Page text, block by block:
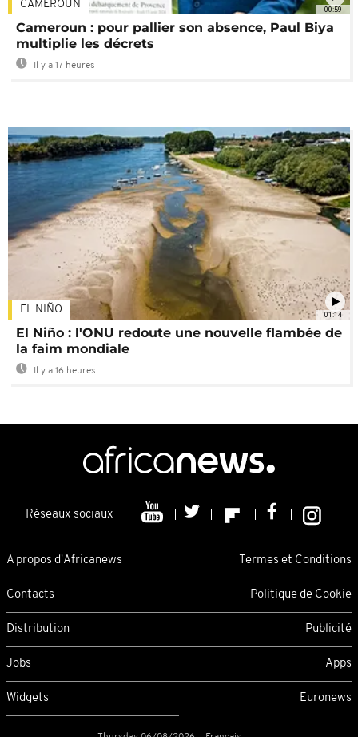
00:59
CAMEROUN
Cameroun : pour pallier son absence, Paul Biya
multiplie les décrets
Il y a 17 heures
01:14
EL NIÑO
El Niño : l'ONU redoute une nouvelle flambée de
la faim mondiale
Il y a 16 heures
Réseaux sociaux
A propos d'Africanews Termes et Conditions
Contacts Politique de Cookie
Distribution Publicité
Jobs Apps
Widgets Euronews